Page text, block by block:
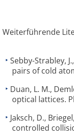
Weiterführende
Sebby-Strabley,
pairs of cold
Duan, L. M.,
optical lattices.
Jaksch, D.,
controlled